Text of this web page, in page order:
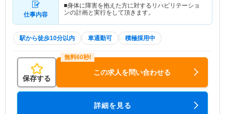
仕事内容
■身体に障害を抱えた方に対するリハビリテーショ
ンの計画と実行をして頂きます。
駅から徒歩10分以内 車通勤可 積極採用中
保存する
この求人を問い合わせる
詳細を見る